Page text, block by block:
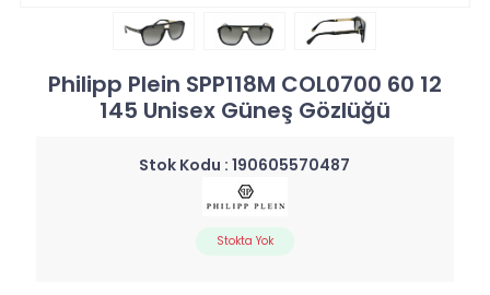
Philipp Plein SPP118M COL0700 60 12
145 Unisex Güneş Gözlüğü
Stok Kodu :190605570487
Stokta Yok